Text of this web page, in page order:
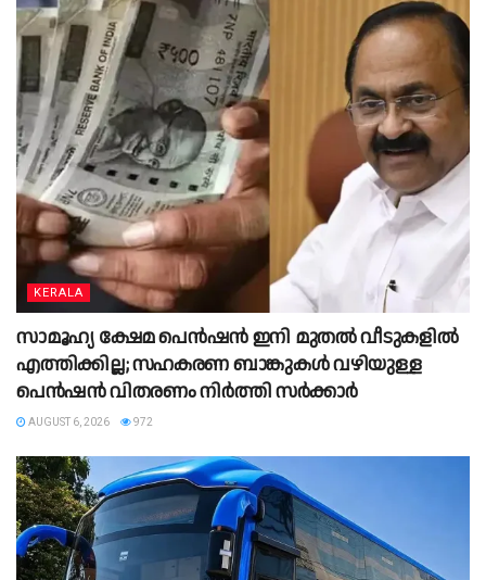
KERALA
സാമൂഹ്യ ക്ഷേമ പെൻഷൻ ഇനി മുതൽ വീടുകളിൽ
എത്തിക്കില്ല; സഹകരണ ബാങ്കുകൾ വഴിയുള്ള
പെൻഷൻ വിതരണം നിർത്തി സർക്കാർ
AUGUST 6, 2026 972